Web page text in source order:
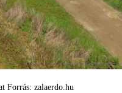
Forrás: zalaerdo.hu